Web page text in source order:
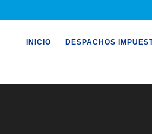
INICIO DESPACHOS